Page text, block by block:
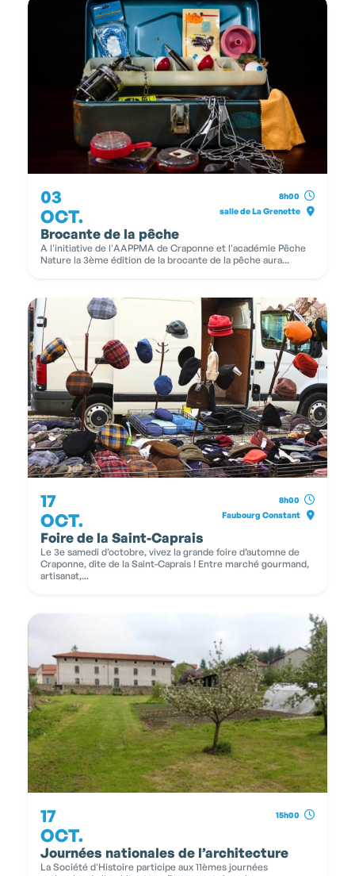
03
OCT.
8h00
salle de La Grenette
Brocante de la pêche
A l'initiative de l'AAPPMA de Craponne et l'académie Pêche
Nature la 3ème édition de la brocante de la pêche aura...
17
OCT.
8h00
Faubourg Constant
Foire de la Saint-Caprais
Le 3e samedi d’octobre, vivez la grande foire d’automne de
Craponne, dite de la Saint-Caprais ! Entre marché gourmand,
artisanat,...
17
OCT.
15h00
Journées nationales de l’architecture
La Société d'Histoire participe aux 11èmes journées